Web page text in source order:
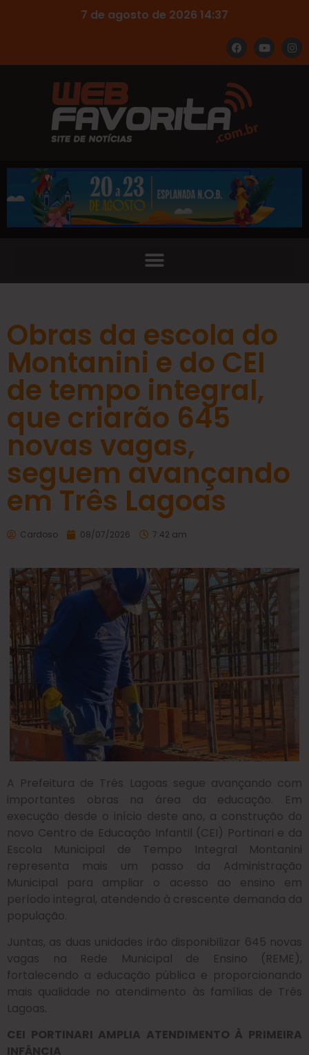
7 de agosto de 2026 14:37
Obras da escola do
Montanini e do CEI
de tempo integral,
que criarão 645
novas vagas,
seguem avançando
em Três Lagoas
Cardoso 08/07/2026 7:42 am
A Prefeitura de Três Lagoas segue avançando com
importantes obras na área da educação. Em
execução desde o início deste ano, a construção do
novo Centro de Educação Infantil (CEI) Portinari e da
Escola Municipal de Tempo Integral Montanini
representa mais um passo da Administração
Municipal para ampliar o acesso ao ensino em
período integral, atendendo à crescente demanda da
população.
Juntas, as duas unidades irão disponibilizar 645 novas
vagas na Rede Municipal de Ensino (REME),
fortalecendo a educação pública e proporcionando
mais qualidade no atendimento às famílias de Três
Lagoas.
CEI PORTINARI AMPLIA ATENDIMENTO À PRIMEIRA
INFÂNCIA